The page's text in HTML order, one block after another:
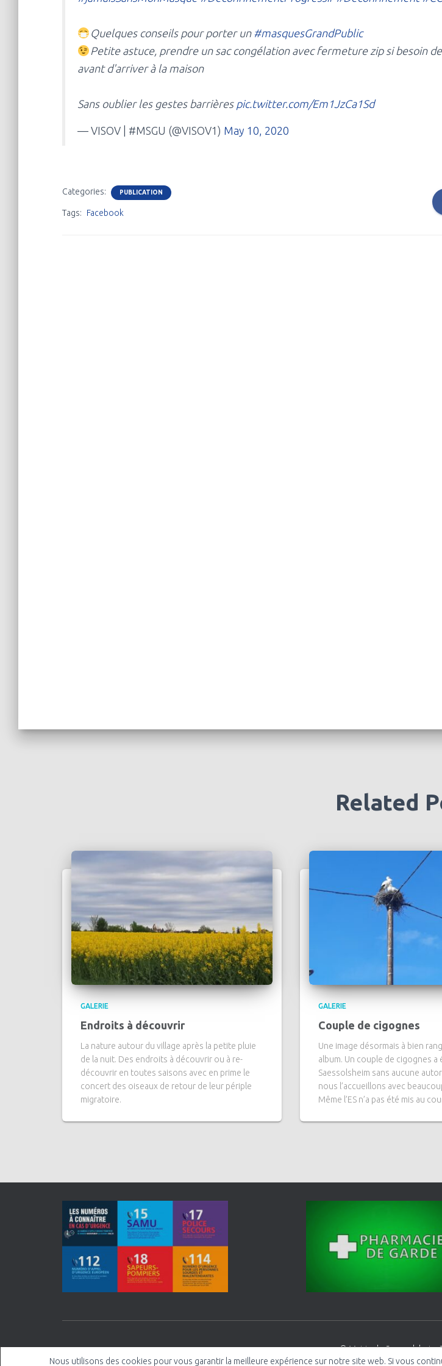
Quelques conseils pour porter un #masquesGrandPublic
Petite astuce, prendre un sac congélation avec fermeture zip si besoin
avant d'arriver à la maison
Sans oublier les gestes barrières pic.twitter.com/Em1JzCa1Sd
— VISOV | #MSGU (@VISOV1) May 10, 2020
Categories: PUBLICATION
Tags: Facebook
Related
GALERIE
Endroits à découvrir
La nature autour du village après la petite pluie
de la nuit. Des endroits à découvrir ou à re-
découvrir en toutes saisons avec en prime le
concert des oiseaux de retour de leur périple
migratoire.
GALERIE
Couple de cigognes
Une image désormais à bien
album. Un couple de cigognes a
Saessolsheim sans aucune
nous l’accueillons avec
Même l’ES n’a pas été mis au
© Mairie de Saessolsheim
Politique de
Nous utilisons des cookies pour vous garantir la meilleure expérience sur notre site web. Si vous